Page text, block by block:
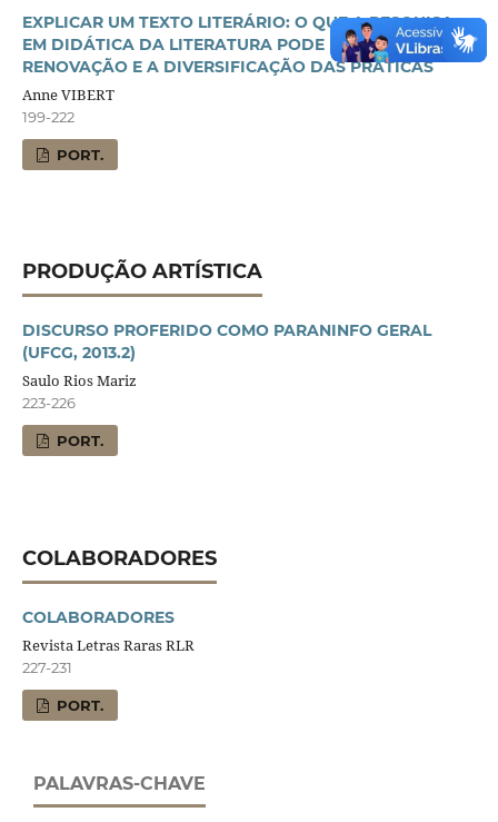
EXPLICAR UM TEXTO LITERÁRIO: O QUE A PESQUISA
EM DIDÁTICA DA LITERATURA PODE FAZER PARA A
RENOVAÇÃO E A DIVERSIFICAÇÃO DAS PRÁTICAS
Anne VIBERT
199-222
PORT.
PRODUÇÃO ARTÍSTICA
DISCURSO PROFERIDO COMO PARANINFO GERAL
(UFCG, 2013.2)
Saulo Rios Mariz
223-226
PORT.
COLABORADORES
COLABORADORES
Revista Letras Raras RLR
227-231
PORT.
PALAVRAS-CHAVE